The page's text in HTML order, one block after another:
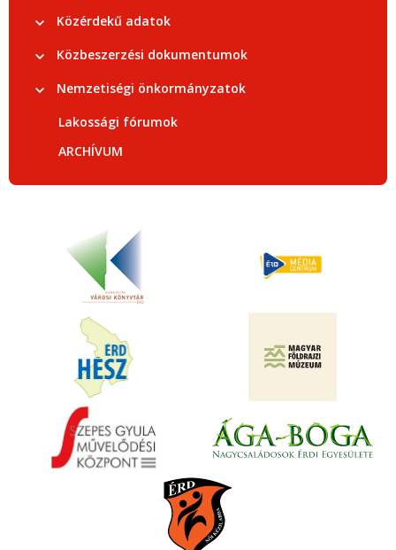
Közérdekű adatok
Közbeszerzési dokumentumok
Nemzetiségi önkormányzatok
Lakossági fórumok
ARCHÍVUM